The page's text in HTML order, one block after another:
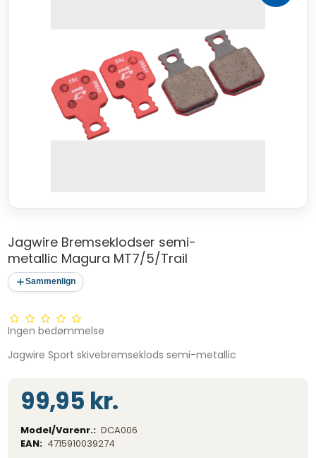
Jagwire Bremseklodser semi-
metallic Magura MT7/5/Trail
Sammenlign
Ingen bedømmelse
Jagwire Sport skivebremseklods semi-metallic
99,95 kr.
Model/Varenr.: DCA006
EAN: 4715910039274